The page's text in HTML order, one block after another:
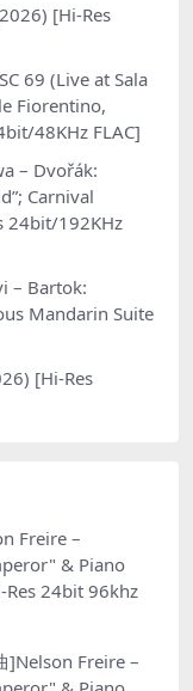
[Hi-Res
69 (Live at Sala
Fiorentino,
48KHz FLAC]
– Dvořák:
Carnival
24bit/192KHz
– Bartok:
Mandarin Suite
[Hi-Res
Freire –
& Piano
Res 24bit 96khz
]Nelson Freire –